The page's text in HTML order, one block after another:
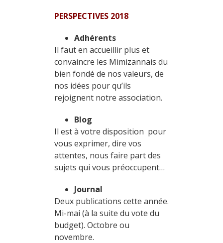
PERSPECTIVES 2018
Adhérents
Il faut en accueillir plus et
convaincre les Mimizannais du
bien fondé de nos valeurs, de
nos idées pour qu’ils
rejoignent notre association.
Blog
Il est à votre disposition pour
vous exprimer, dire vos
attentes, nous faire part des
sujets qui vous préoccupent…
Journal
Deux publications cette année.
Mi-mai (à la suite du vote du
budget). Octobre ou
novembre.